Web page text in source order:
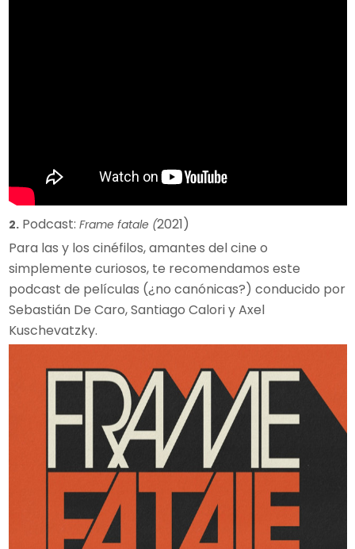
2.Podcast: Frame fatale (2021)
Para las y los cinéfilos, amantes del cine o
simplemente curiosos, te recomendamos este
podcast de películas (¿no canónicas?) conducido por
Sebastián De Caro, Santiago Calori y Axel
Kuschevatzky.